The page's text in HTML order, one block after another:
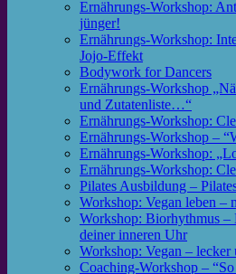
Ernährungs-Workshop:
jünger!
Ernährungs-Workshop:
Jojo-Effekt
Bodywork for Dancers
Ernährungs-Workshop
und Zutatenliste…“
Ernährungs-Workshop:
Ernährungs-Workshop –
Ernährungs-Workshop:
Ernährungs-Workshop:
Pilates Ausbildung –
Workshop: Vegan leben –
Workshop: Biorhythmus –
deiner inneren Uhr
Workshop: Vegan – lecker
Coaching-Workshop –